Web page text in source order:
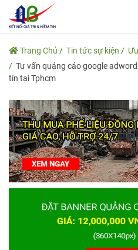
Trang Chủ Tin tức sự kiện
Tư vấn quảng cáo google
tín tại Tphcm